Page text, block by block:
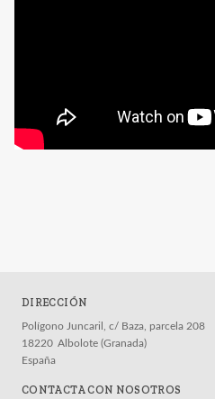
DIRECCIÓN
Polígono Juncaril, c/ Baza, parcela 208
18220 Albolote (Granada)
España
CONTACTA CON NOSOTROS